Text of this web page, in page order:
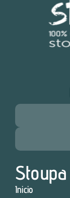
Stoupa
Inicio